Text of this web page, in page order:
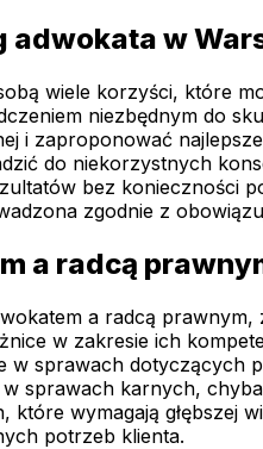
adwokata w
wiele korzyści, które
niezbędnym do
i zaproponować
do niekorzystnych
bez konieczności
zgodnie z
a radcą
a radcą
w zakresie ich
w sprawach
sprawach karnych,
wymagają
potrzeb klienta.